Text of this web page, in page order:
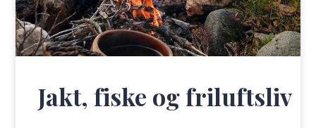
Jakt, fiske og friluftsliv